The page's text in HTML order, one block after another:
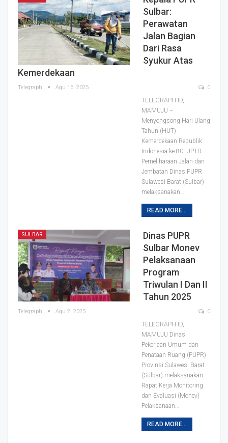
Sulbar:
Perawatan
Jalan Bagian
Dari Rasa
Syukur Atas
Kemerdekaan
Telegraph Agu 16, 2025 0
TELEGRAPH.ID,
MAMUJU –
Menyongsong Hari Ulang
Tahun (HUT)
Kemerdekaan Republik
Indonesia ke-80, UPTD
Pemeliharaan Jalan dan
Jembatan Dinas PUPR
Sulawesi Barat (Sulbar)
melaksanakan…
READ MORE...
SULBAR
Dinas PUPR
Sulbar Monev
Pelaksanaan
Program
Triwulan I Dan II
Tahun 2025
Telegraph Agu 2, 2025 0
TELEGRAPH.ID,
MAMUJU Dinas
Pekerjaan Umum dan
Penataan Ruang (PUPR)
Provinsi Sulawesi Barat
(Sulbar) melaksanakan
Rapat Kerja Monitoring
dan Evaluasi (Monev)
Pelaksanaan…
READ MORE...